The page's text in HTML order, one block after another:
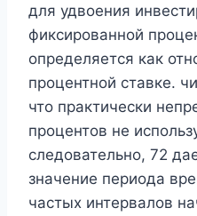
для удвоения
фиксированной
определяется как
процентной ставке.
что практически
процентов не
следовательно, 72
значение периода
частых интервалов